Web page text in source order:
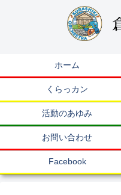
ホーム
くらっカン
活動のあゆみ
お問い合わせ
Facebook